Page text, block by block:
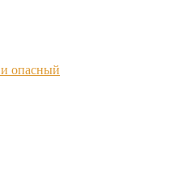
опасный